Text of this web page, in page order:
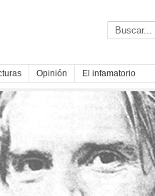
Opinión El infamatorio